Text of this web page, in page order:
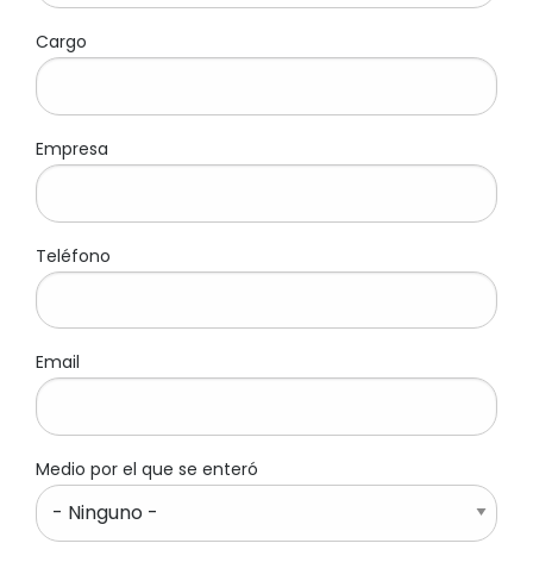
Cargo
Empresa
Teléfono
Email
Medio por el que se enteró